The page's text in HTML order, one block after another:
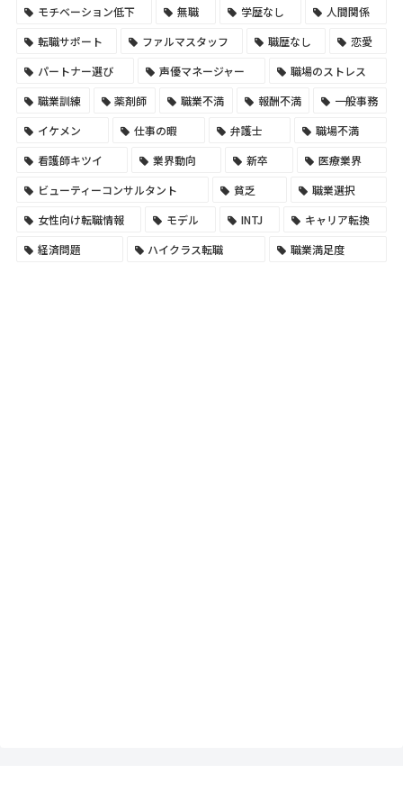
モチベーション低下
無職 学歴なし
人間関係
転職サポート
ファルマスタッフ 職歴なし
恋愛
パートナー選び
声優マネージャー
職場のストレス
職業訓練
薬剤師 職業不満 報酬不満
一般事務
イケメン
仕事の暇 弁護士
職場不満
看護師キツイ
業界動向 新卒
医療業界
ビューティーコンサルタント
貧乏
職業選択
女性向け転職情報
モデル INTJ
キャリア転換
経済問題
ハイクラス転職 職業満足度